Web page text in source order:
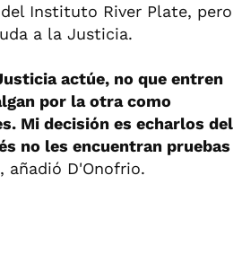
Instituto River Plate, pero
a la Justicia.
actúe, no que entren
por la otra como
Mi decisión es echarlos del
no les encuentran pruebas
, añadió D'Onofrio.